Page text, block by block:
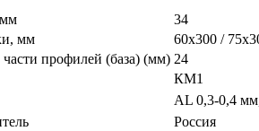
34
мм
60х300 /
профилей (база) (мм) 24
КМ1
AL 0,3-0,4
Россия